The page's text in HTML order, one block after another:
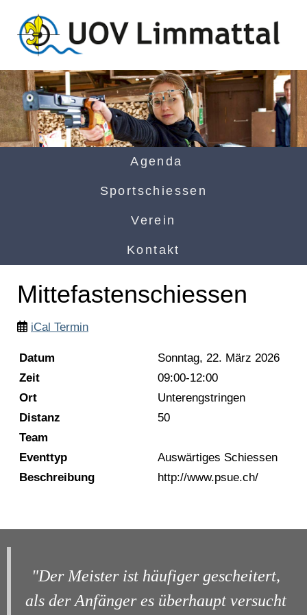
Agenda
Sportschiessen
Verein
Kontakt
Mittefastenschiessen
iCal Termin
Datum
Sonntag, 22. März 2026
Zeit
09:00-12:00
Ort
Unterengstringen
Distanz
50
Team
Eventtyp
Auswärtiges Schiessen
Beschreibung
http://www.psue.ch/
"Der Meister ist häufiger gescheitert,
als der Anfänger es überhaupt versucht